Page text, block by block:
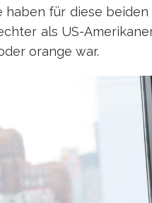
haben für diese
als US-
orange war.